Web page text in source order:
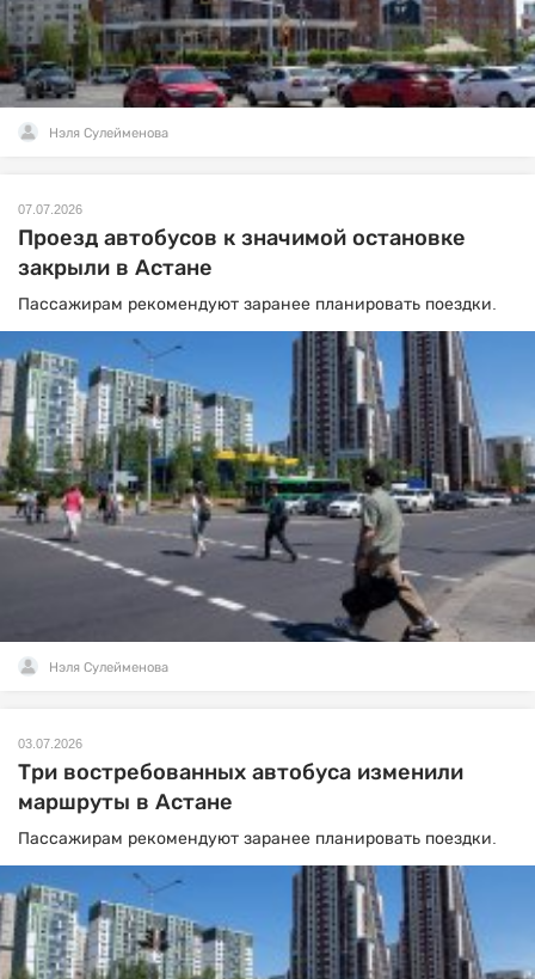
Нэля Сулейменова
07.07.2026
Проезд автобусов к значимой остановке
закрыли в Астане
Пассажирам рекомендуют заранее планировать поездки.
Нэля Сулейменова
03.07.2026
Три востребованных автобуса изменили
маршруты в Астане
Пассажирам рекомендуют заранее планировать поездки.